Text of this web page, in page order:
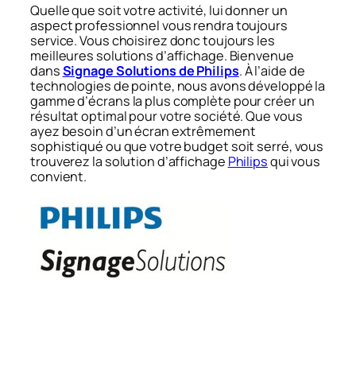
Quelle que soit votre activité, lui donner un
aspect professionnel vous rendra toujours
service. Vous choisirez donc toujours les
meilleures solutions d’affichage. Bienvenue
dansSignage Solutions de Philips. À l’aide de
technologies de pointe, nous avons développé la
gamme d’écrans la plus complète pour créer un
résultat optimal pour votre société. Que vous
ayez besoin d’un écran extrêmement
sophistiqué ou que votre budget soit serré, vous
trouverez la solution d’affichage Philipsqui vous
convient.